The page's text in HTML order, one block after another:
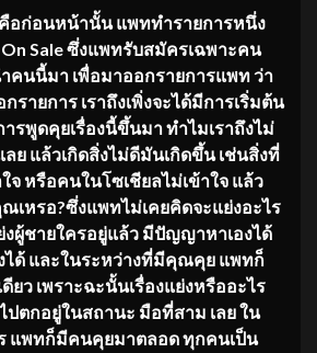
นหน้านั้น แพททำรายการหนึ่ง
Sale ซึ่งแพทรับสมัครเฉพาะคน
คนนี้มา เพื่อมาออกรายการแพท ว่า
รายการ เราถึงเพิ่งจะได้มีการเริ่มต้น
รพูดคุยเรื่องนี้ขึ้นมา ทำไมเราถึงไม่
ลย แล้วเกิดสิ่งไม่ดีมันเกิดขึ้น เช่นสิ่งที่
ใจ หรือคนในโซเชียลไม่เข้าใจ แล้ว
เหรอ?ซึ่งแพทไม่เคยคิดจะแย่งอะไร
งผู้ชายใครอยู่แล้ว มีปัญญาหาเองได้
ด้ และในระหว่างที่มีคุณคุย แพทก็
ว เพราะฉะนั้นเรื่องแย่งหรืออะไร
ปตกอยู่ในสถานะ มือที่สาม เลย ใน
แพทก็มีคนคุยมาตลอด ทุกคนเป็น